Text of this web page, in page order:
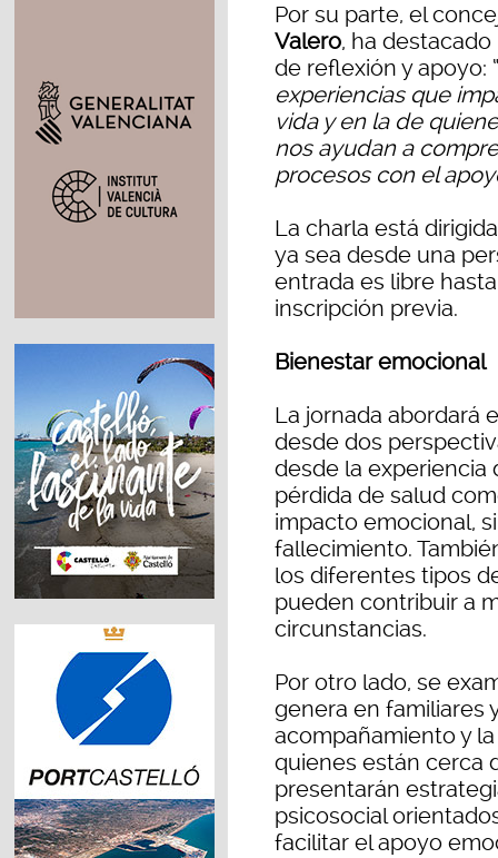
Por su parte, el
Valero, ha
de reflexión y apoyo:
experiencias que
vida y en la de
nos ayudan a
procesos con el
La charla está
ya sea desde una
entrada es libre
inscripción previa.
Bienestar emocional
La jornada abordará
desde dos
desde la experiencia
pérdida de salud
impacto emocional,
fallecimiento.
los diferentes tipos
pueden contribuir a
circunstancias.
Por otro lado, se
genera en familiares
acompañamiento y
quienes están cerca
presentarán
psicosocial
facilitar el apoyo